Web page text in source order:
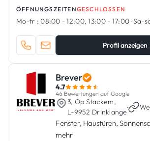
ÖFFNUNGSZEITENGESCHLOSSEN
Mo-fr : 08:00 - 12:00, 13:00 - 17:00·Sa-
Profil anzeigen
Brever
4.7
46 Bewertungen auf Google
3, Op Stackem,
L-9952 Drinklange
·
Fenster, Haustüren,
mehr